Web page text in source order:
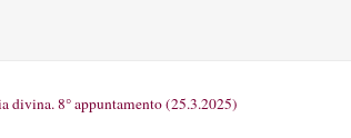
divina. 8° appuntamento (25.3.2025)